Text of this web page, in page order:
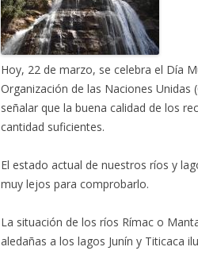
Hoy, 22 de marzo, se celebra el Día
Organización de las Naciones Unidas
señalar que la buena calidad de los
cantidad suficientes.
El estado actual de nuestros ríos y
muy lejos para comprobarlo.
La situación de los ríos Rímac o
aledañas a los lagos Junín y Titicaca